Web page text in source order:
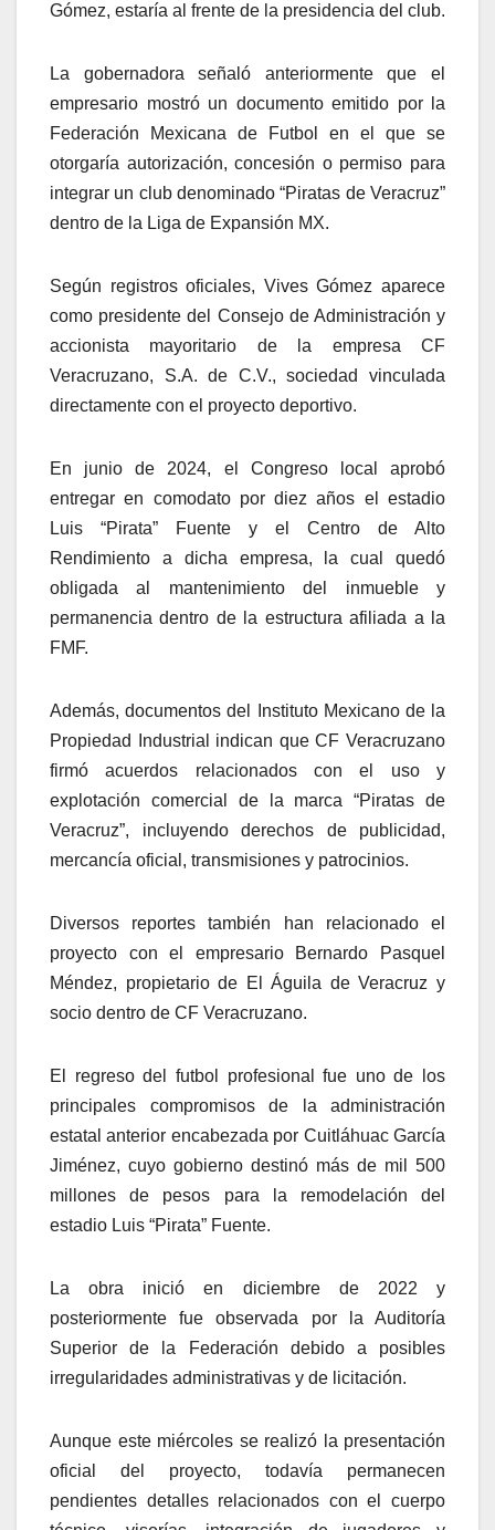
Gómez, estaría al frente de la presidencia del club.
La gobernadora señaló anteriormente que el
empresario mostró un documento emitido por la
Federación Mexicana de Futbol en el que se
otorgaría autorización, concesión o permiso para
integrar un club denominado “Piratas de Veracruz”
dentro de la Liga de Expansión MX.
Según registros oficiales, Vives Gómez aparece
como presidente del Consejo de Administración y
accionista mayoritario de la empresa CF
Veracruzano, S.A. de C.V., sociedad vinculada
directamente con el proyecto deportivo.
En junio de 2024, el Congreso local aprobó
entregar en comodato por diez años el estadio
Luis “Pirata” Fuente y el Centro de Alto
Rendimiento a dicha empresa, la cual quedó
obligada al mantenimiento del inmueble y
permanencia dentro de la estructura afiliada a la
FMF.
Además, documentos del Instituto Mexicano de la
Propiedad Industrial indican que CF Veracruzano
firmó acuerdos relacionados con el uso y
explotación comercial de la marca “Piratas de
Veracruz”, incluyendo derechos de publicidad,
mercancía oficial, transmisiones y patrocinios.
Diversos reportes también han relacionado el
proyecto con el empresario Bernardo Pasquel
Méndez, propietario de El Águila de Veracruz y
socio dentro de CF Veracruzano.
El regreso del futbol profesional fue uno de los
principales compromisos de la administración
estatal anterior encabezada por Cuitláhuac García
Jiménez, cuyo gobierno destinó más de mil 500
millones de pesos para la remodelación del
estadio Luis “Pirata” Fuente.
La obra inició en diciembre de 2022 y
posteriormente fue observada por la Auditoría
Superior de la Federación debido a posibles
irregularidades administrativas y de licitación.
Aunque este miércoles se realizó la presentación
oficial del proyecto, todavía permanecen
pendientes detalles relacionados con el cuerpo